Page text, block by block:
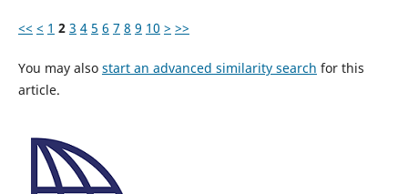
<< < 1 2 3 4 5 6 7 8 9 10 > >>
You may also start an advanced similarity search for this
article.